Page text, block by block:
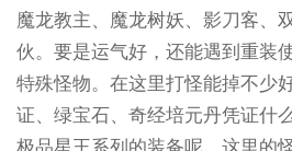
魔龙教主、魔龙树妖、影刀客、
伙。要是运气好，还能遇到重装
特殊怪物。在这里打怪能掉不少
证、绿宝石、奇经培元丹凭证什
极品星王系列的装备呢。这里的